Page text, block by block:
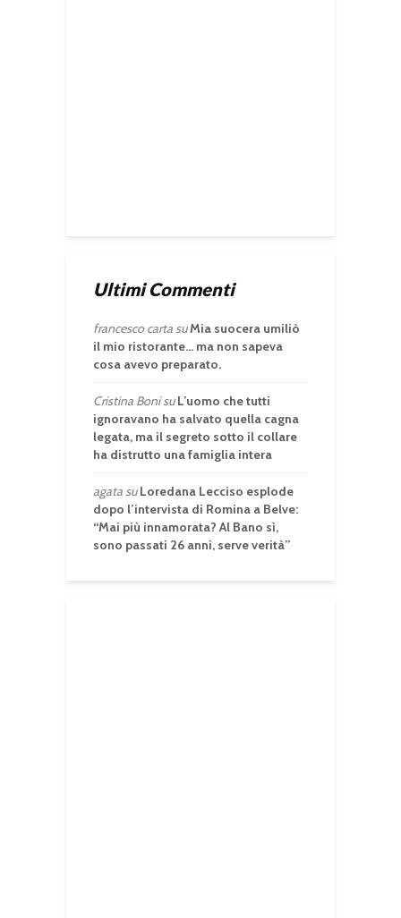
Ultimi Commenti
francesco cartasuMia suocera umiliò
il mio ristorante… ma non sapeva
cosa avevo preparato.
Cristina BonisuL’uomo che tutti
ignoravano ha salvato quella cagna
legata, ma il segreto sotto il collare
ha distrutto una famiglia intera
agatasuLoredana Lecciso esplode
dopo l’intervista di Romina a Belve:
“Mai più innamorata? Al Bano sì,
sono passati 26 anni, serve verità”